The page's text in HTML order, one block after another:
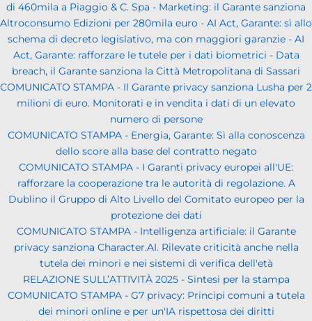
di 460mila a Piaggio & C. Spa - Marketing: il Garante sanziona
Altroconsumo Edizioni per 280mila euro - AI Act, Garante: sì allo
schema di decreto legislativo, ma con maggiori garanzie - AI
Act, Garante: rafforzare le tutele per i dati biometrici - Data
breach, il Garante sanziona la Città Metropolitana di Sassari
COMUNICATO STAMPA - Il Garante privacy sanziona Lusha per 2
milioni di euro. Monitorati e in vendita i dati di un elevato
numero di persone
COMUNICATO STAMPA - Energia, Garante: Sì alla conoscenza
dello score alla base del contratto negato
COMUNICATO STAMPA - I Garanti privacy europei all'UE:
rafforzare la cooperazione tra le autorità di regolazione. A
Dublino il Gruppo di Alto Livello del Comitato europeo per la
protezione dei dati
COMUNICATO STAMPA - Intelligenza artificiale: il Garante
privacy sanziona Character.AI. Rilevate criticità anche nella
tutela dei minori e nei sistemi di verifica dell'età
RELAZIONE SULL’ATTIVITÀ 2025 - Sintesi per la stampa
COMUNICATO STAMPA - G7 privacy: Principi comuni a tutela
dei minori online e per un'IA rispettosa dei diritti